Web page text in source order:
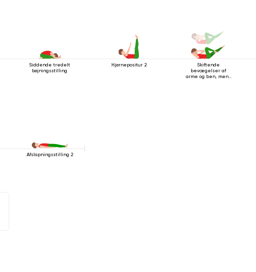
Siddende tredelt
bøjningsstilling
Hjørnepositur 2
Skiftende
bevægelser af
arme og ben, mens
Afslapningsstilling 2